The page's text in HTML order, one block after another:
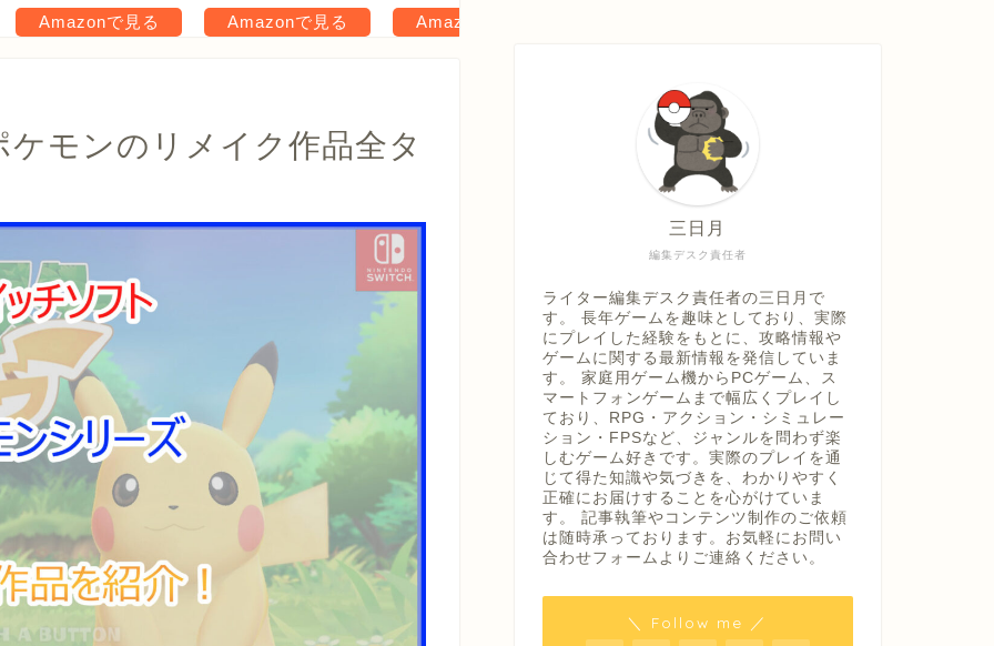
Amazonで見る Amazonで見る
16cm) 同梱 & デジ
タル特典 家具「ひ
Amazonで見る
モンのリメイク作品全タ
編集デスク責任者
三日月
ライター編集デスク責任者の三日月で
す。 長年ゲームを趣味としており、実際
にプレイした経験をもとに、攻略情報や
ゲームに関する最新情報を発信していま
す。 家庭用ゲーム機からPCゲーム、ス
マートフォンゲームまで幅広くプレイし
ており、RPG・アクション・シミュレー
ション・FPSなど、ジャンルを問わず楽
しむゲーム好きです。実際のプレイを通
じて得た知識や気づきを、わかりやすく
正確にお届けすることを心がけていま
す。 記事執筆やコンテンツ制作のご依頼
は随時承っております。お気軽にお問い
合わせフォームよりご連絡ください。
＼ Follow me ／